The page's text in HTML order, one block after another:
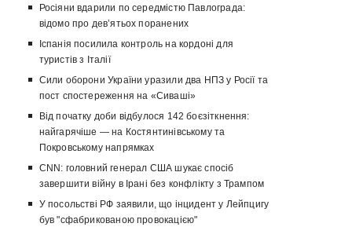
Росіяни вдарили по середмістю Павлограда:
відомо про девʼятьох поранених
Іспанія посилила контроль на кордоні для
туристів з Італії
Сили оборони України уразили два НПЗ у Росії та
пост спостереження на «Сиваші»
Від початку доби відбулося 142 боєзіткнення:
найгарячіше — на Костянтинівському та
Покровському напрямках
CNN: головний генерал США шукає спосіб
завершити війну в Ірані без конфлікту з Трампом
У посольстві РФ заявили, що інцидент у Лейпцигу
був "сфабрикованою провокацією"